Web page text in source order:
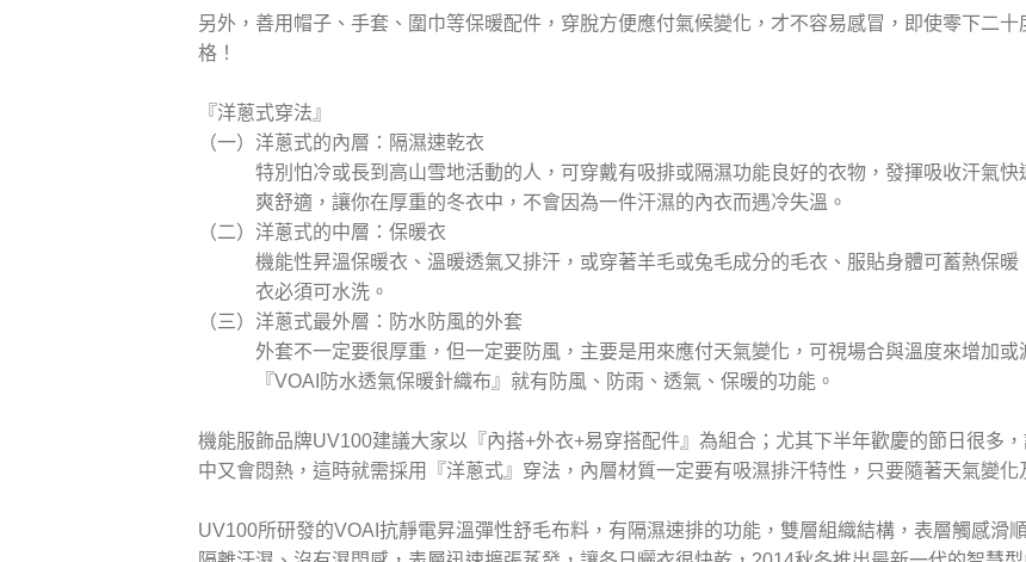
另外，善用帽子、手套、圍巾等保暖配件，穿脫方便應付氣候變化，才不容易感冒，即使零下二
格！
『洋蔥式穿法』
（一）洋蔥式的內層：隔濕速乾衣
特別怕冷或長到高山雪地活動的人，可穿戴有吸排或隔濕功能良好的衣物，發揮吸收汗氣快
爽舒適，讓你在厚重的冬衣中，不會因為一件汗濕的內衣而遇冷失溫。
（二）洋蔥式的中層：保暖衣
機能性昇溫保暖衣、溫暖透氣又排汗，或穿著羊毛或兔毛成分的毛衣、服貼身體可蓄熱保暖
衣必須可水洗。
（三）洋蔥式最外層：防水防風的外套
外套不一定要很厚重，但一定要防風，主要是用來應付天氣變化，可視場合與溫度來增加或
『VOAI防水透氣保暖針織布』就有防風、防雨、透氣、保暖的功能。
機能服飾品牌UV100建議大家以『內搭+外衣+易穿搭配件』為組合；尤其下半年歡慶的節日很多
中又會悶熱，這時就需採用『洋蔥式』穿法，內層材質一定要有吸濕排汗特性，只要隨著天氣變
UV100所研發的VOAI抗靜電昇溫彈性舒毛布料，有隔濕速排的功能，雙層組織結構，表層觸感滑